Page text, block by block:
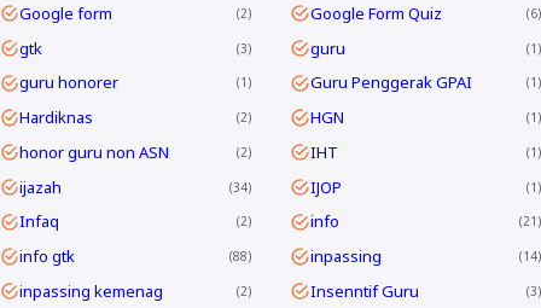
Google form 2 Google Form Quiz 6
gtk 3 guru 1
guru honorer 1 Guru Penggerak GPAI 1
Hardiknas 2 HGN 1
honor guru non ASN 2 IHT 1
ijazah 34 IJOP 1
Infaq 2 info 21
info gtk 88 inpassing 14
inpassing kemenag 2 Insenntif Guru 3